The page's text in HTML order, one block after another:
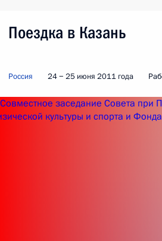
Поездка в Казань
Россия 24 − 25 июня 2011 года